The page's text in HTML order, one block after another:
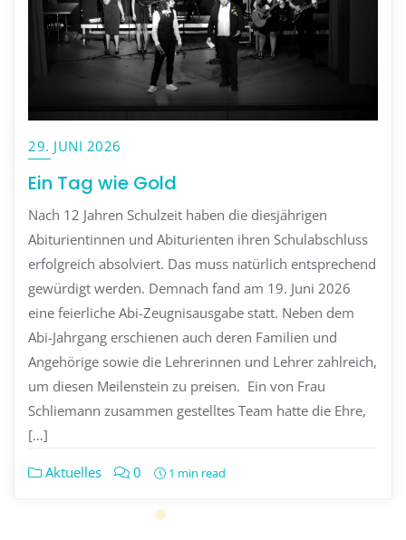
29. JUNI 2026
Ein Tag wie Gold
Nach 12 Jahren Schulzeit haben die diesjährigen
Abiturientinnen und Abiturienten ihren Schulabschluss
erfolgreich absolviert. Das muss natürlich entsprechend
gewürdigt werden. Demnach fand am 19. Juni 2026
eine feierliche Abi-Zeugnisausgabe statt. Neben dem
Abi-Jahrgang erschienen auch deren Familien und
Angehörige sowie die Lehrerinnen und Lehrer zahlreich,
um diesen Meilenstein zu preisen. Ein von Frau
Schliemann zusammen gestelltes Team hatte die Ehre,
[…]
Aktuelles 0 1 min read